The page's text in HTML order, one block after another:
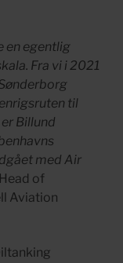
en egentlig
Fra vi i 2021
til
Billund
med Air
of
Aviation